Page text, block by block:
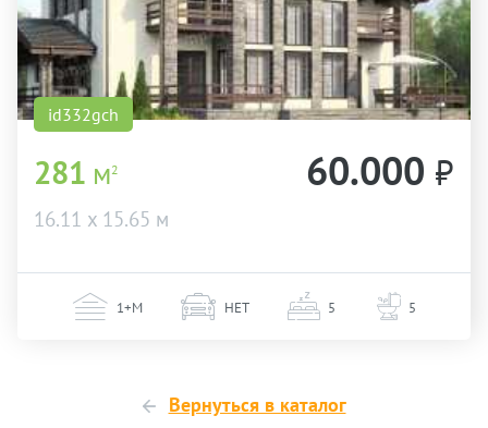
id332gch
281 м2
16.11 х 15.65 м
60.000 ₽
1+М НЕТ 5 5
Вернуться в каталог